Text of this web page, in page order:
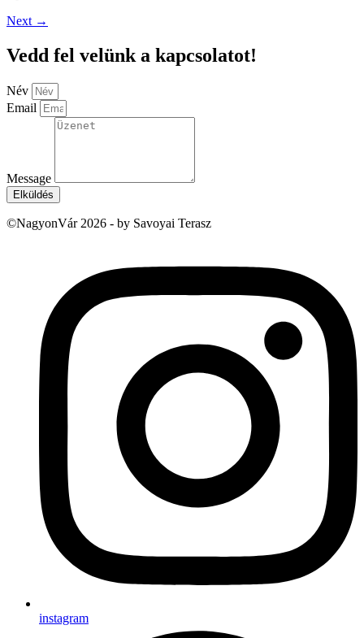
Next →
Vedd fel velünk a kapcsolatot!
Név
Email
Message
Elküldés
©NagyonVár 2026 - by Savoyai Terasz
instagram